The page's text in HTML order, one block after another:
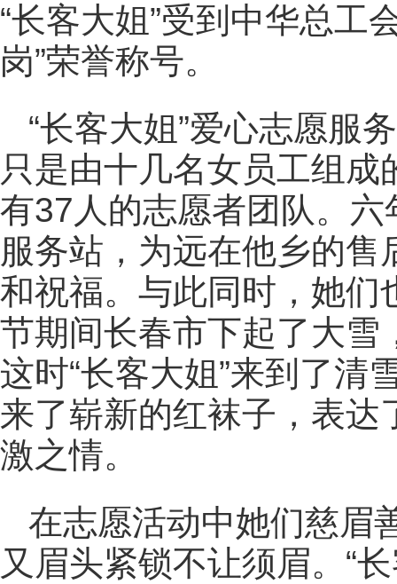
“长客大姐”受到中华总工
岗”荣誉称号。
“长客大姐”爱心志愿服
只是由十几名女员工组
有37人的志愿者团队。
服务站，为远在他乡的
和祝福。与此同时，她们
节期间长春市下起了大雪
这时“长客大姐”来到了清
来了崭新的红袜子，表达
激之情。
在志愿活动中她们慈眉
又眉头紧锁不让须眉。“